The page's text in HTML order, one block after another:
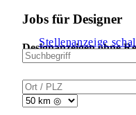
Jobs für Designer
Designanzeigen ohne
Stellenanzeige